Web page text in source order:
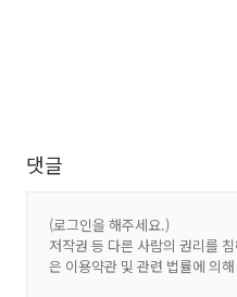
댓글